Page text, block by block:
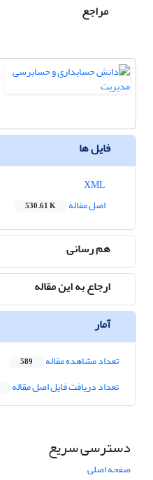
مراجع
فایل ها
اصل مقاله
530.61 K
هم رسانی
ارجاع به این مقاله
آمار
تعداد مشاهده مقاله 589
تعداد دریافت فایل اصل مقاله
دسترسی سریع
صفحه اصلی